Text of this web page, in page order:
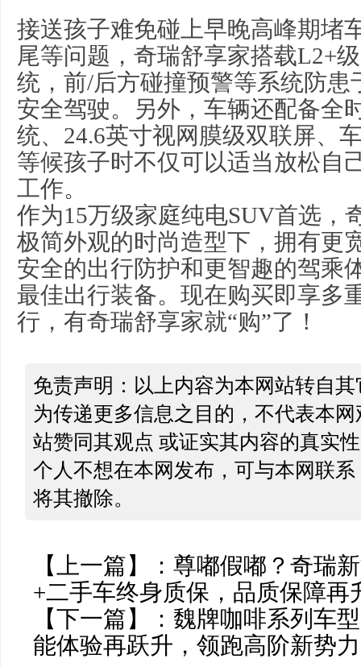
接送孩子难免碰上早晚高峰期堵
尾等问题，奇瑞舒享家搭载L2+
统，前/后方碰撞预警等系统防患
安全驾驶。另外，车辆还配备全
统、24.6英寸视网膜级双联屏、
等候孩子时不仅可以适当放松自
工作。
作为15万级家庭纯电SUV首选，
极简外观的时尚造型下，拥有更
安全的出行防护和更智趣的驾乘
最佳出行装备。现在购买即享多
行，有奇瑞舒享家就“购”了！
免责声明：以上内容为本网站转自
为传递更多信息之目的，不代表本
站赞同其观点 或证实其内容的真实
个人不想在本网发布，可与本网联
将其撤除。
【上一篇】： 尊嘟假嘟？奇瑞
+二手车终身质保，品质保障再
【下一篇】： 魏牌咖啡系列车
能体验再跃升，领跑高阶新势力